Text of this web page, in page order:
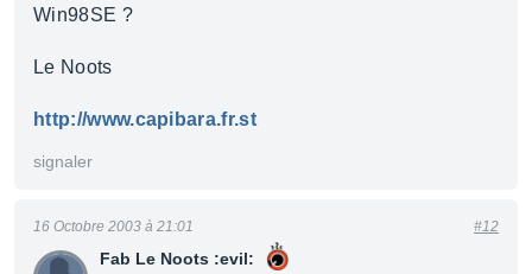
Win98SE ?
Le Noots
http://www.capibara.fr.st
signaler
Fab Le Noots :evil:
16 Octobre 2003 à 21:01 #12